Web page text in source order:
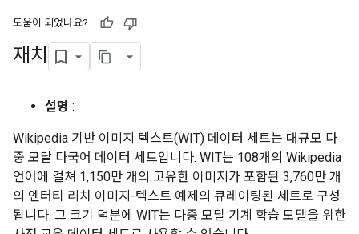
도움이 되었나요?
재치
설명 :
Wikipedia 기반 이미지 텍스트(WIT) 데이터 세트는 대규모 다
중 모달 다국어 데이터 세트입니다. WIT는 108개의 Wikipedia
언어에 걸쳐 1,150만 개의 고유한 이미지가 포함된 3,760만 개
의 엔터티 리치 이미지-텍스트 예제의 큐레이팅된 세트로 구성
됩니다. 그 크기 덕분에 WIT는 다중 모달 기계 학습 모델을 위한